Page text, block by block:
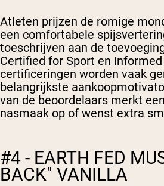
Atleten prijzen de romige
een comfortabele
toeschrijven aan de
Certified for Sport en
certificeringen worden vaak
belangrijkste
van de beoordelaars merkt
nasmaak op of wenst extra
#4 - EARTH FED
BACK" VANILLA